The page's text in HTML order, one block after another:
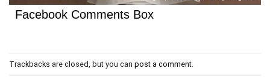
Facebook Comments Box
Trackbacks are closed, but you can post a comment